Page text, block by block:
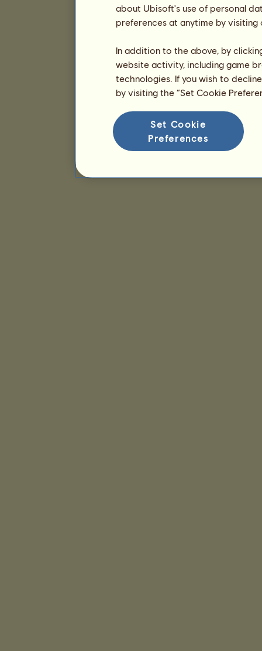
about Ubisoft's use of personal
preferences at anytime by
In addition to the above, by
website activity, including game
technologies. If you wish to
by visiting the “Set Cookie
Set Cookie
Preferences